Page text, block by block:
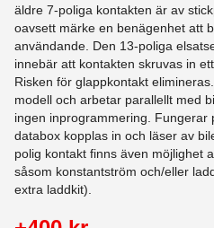
äldre 7-poliga kontakten är av
oavsett märke en benägenhet att
användande. Den 13-poliga
innebär att kontakten skruvas in
Risken för glappkontakt
modell och arbetar parallellt med
ingen inprogrammering. Fungerar
databox kopplas in och läser av
polig kontakt finns även möjlighet
såsom konstantström och/eller
extra laddkit).